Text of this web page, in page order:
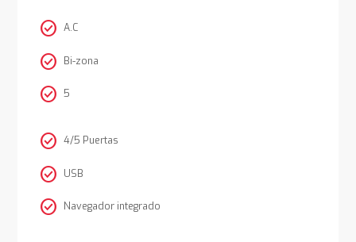
check_circle A.C
check_circle Bi-zona
check_circle 5
check_circle 4/5 Puertas
check_circle USB
check_circle Navegador integrado